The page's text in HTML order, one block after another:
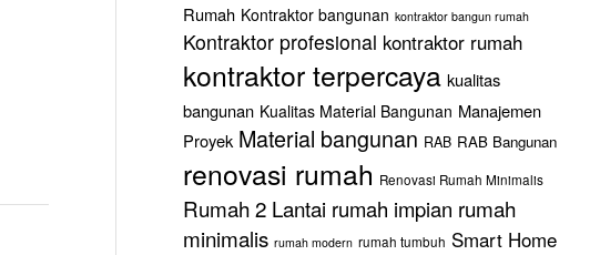
Rumah Kontraktor bangunan kontraktor bangun rumah
Kontraktor profesional kontraktor rumah
kontraktor terpercaya kualitas
bangunan Kualitas Material Bangunan Manajemen
Proyek Material bangunan RAB RAB Bangunan
renovasi rumah Renovasi Rumah Minimalis
Rumah 2 Lantai rumah impian rumah
minimalis rumah modern rumah tumbuh Smart Home